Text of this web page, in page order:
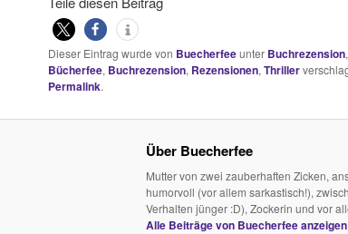
Dieser Eintrag wurde von Buecherfeeunter Buchrezension,
Bücherfee, Buchrezension, Rezensionen, Thriller
Permalink.
Über Buecherfee
Mutter von zwei zauberhaften Zicken,
humorvoll (vor allem sarkastisch!),
Verhalten jünger :D), Zockerin und vor
Alle Beiträge von Buecherfee anzeigen